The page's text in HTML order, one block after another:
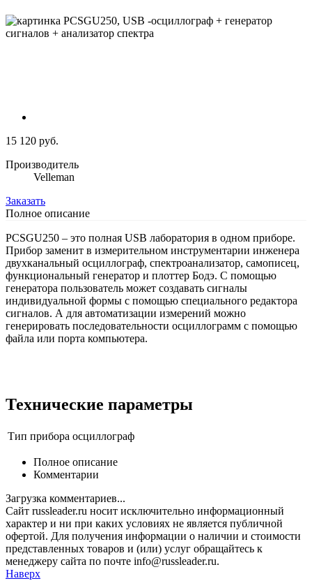
15 120 руб.
Производитель
Velleman
Заказать
Полное описание
PCSGU250 – это полная USB лаборатория в одном приборе.
Прибор заменит в измерительном инструментарии инженера
двухканальный осциллограф, спектроанализатор, самописец,
функциональный генератор и плоттер Бодэ. С помощью
генератора пользователь может создавать сигналы
индивидуальной формы с помощью специального редактора
сигналов. А для автоматизации измерений можно
генерировать последовательности осциллограмм с помощью
файла или порта компьютера.
Технические параметры
Тип прибора осциллограф
Полное описание
Комментарии
Загрузка комментариев...
Сайт russleader.ru носит исключительно информационный
характер и ни при каких условиях не является публичной
офертой. Для получения информации о наличии и стоимости
представленных товаров и (или) услуг обращайтесь к
менеджеру сайта по почте info@russleader.ru.
Наверх